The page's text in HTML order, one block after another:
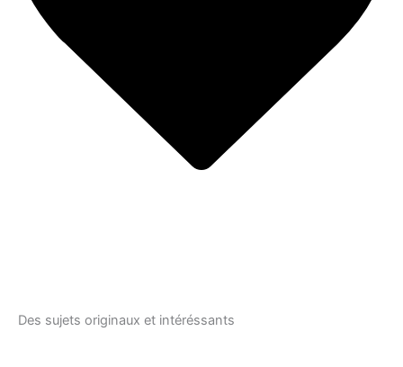
Des sujets originaux et intéréssants